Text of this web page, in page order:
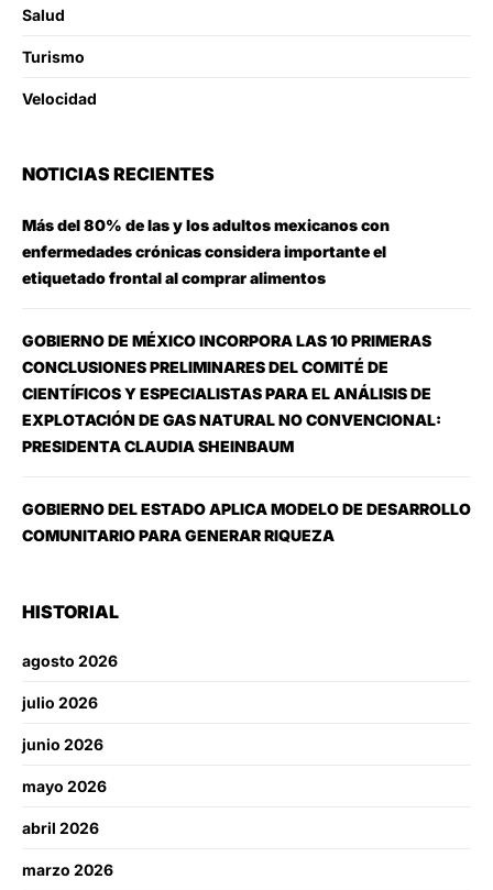
Salud
Turismo
Velocidad
NOTICIAS RECIENTES
Más del 80% de las y los adultos mexicanos con
enfermedades crónicas considera importante el
etiquetado frontal al comprar alimentos
GOBIERNO DE MÉXICO INCORPORA LAS 10 PRIMERAS
CONCLUSIONES PRELIMINARES DEL COMITÉ DE
CIENTÍFICOS Y ESPECIALISTAS PARA EL ANÁLISIS DE
EXPLOTACIÓN DE GAS NATURAL NO CONVENCIONAL:
PRESIDENTA CLAUDIA SHEINBAUM
GOBIERNO DEL ESTADO APLICA MODELO DE DESARROLLO
COMUNITARIO PARA GENERAR RIQUEZA
HISTORIAL
agosto 2026
julio 2026
junio 2026
mayo 2026
abril 2026
marzo 2026